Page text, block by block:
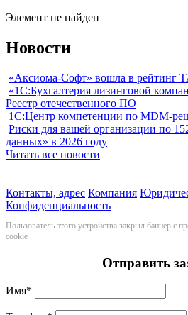
Элемент не найден
Новости
«Аксиома-Софт» вошла в рейтинг
«1С:Бухгалтерия лизинговой
Реестр отечественного ПО
1С:Центр компетенции по MDM-
Риски для вашей организации по
данных» в 2026 году
Читать все новости
Контакты, адрес Компания
Конфиденциальность
Пользователь этого устройства закрыл баннер с
cookie .
Отправить
Имя*